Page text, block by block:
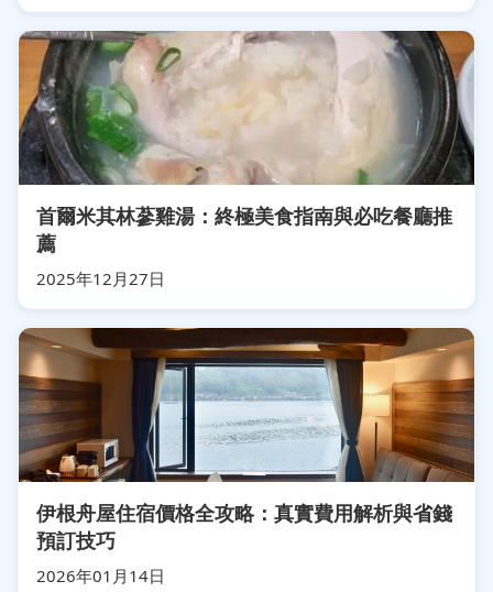
首爾米其林蔘雞湯：終極美食指南與必吃餐廳推
薦
2025年12月27日
伊根舟屋住宿價格全攻略：真實費用解析與省錢
預訂技巧
2026年01月14日